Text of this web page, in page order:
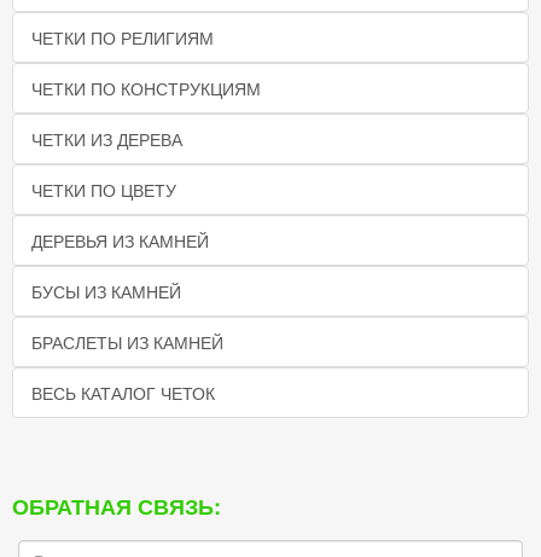
ЧЕТКИ ПО РЕЛИГИЯМ
ЧЕТКИ ПО КОНСТРУКЦИЯМ
ЧЕТКИ ИЗ ДЕРЕВА
ЧЕТКИ ПО ЦВЕТУ
ДЕРЕВЬЯ ИЗ КАМНЕЙ
БУСЫ ИЗ КАМНЕЙ
БРАСЛЕТЫ ИЗ КАМНЕЙ
ВЕСЬ КАТАЛОГ ЧЕТОК
ОБРАТНАЯ СВЯЗЬ: